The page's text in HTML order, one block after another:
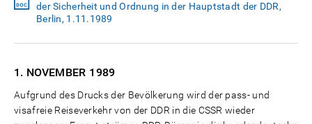
der Sicherheit und Ordnung in der Hauptstadt der DDR,
Berlin, 1.11.1989
1. NOVEMBER 1989
Aufgrund des Drucks der Bevölkerung wird der pass- und
visafreie Reiseverkehr von der DDR in die CSSR wieder